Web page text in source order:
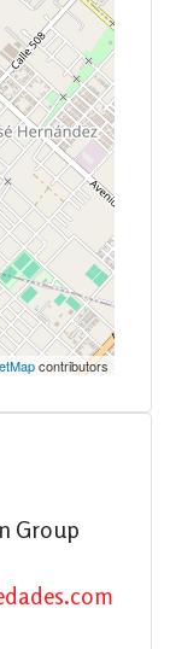
contributors
Group